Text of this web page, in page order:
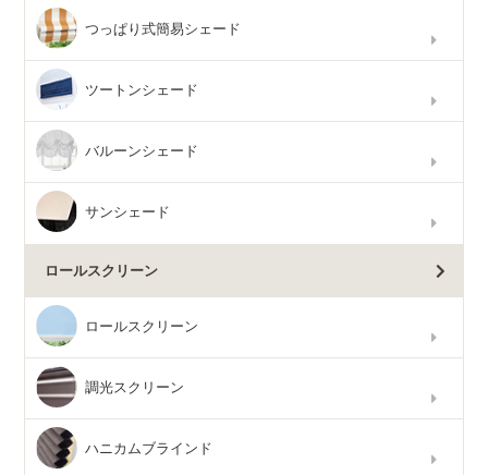
つっぱり式簡易シェード
ツートンシェード
バルーンシェード
サンシェード
ロールスクリーン
ロールスクリーン
調光スクリーン
ハニカムブラインド